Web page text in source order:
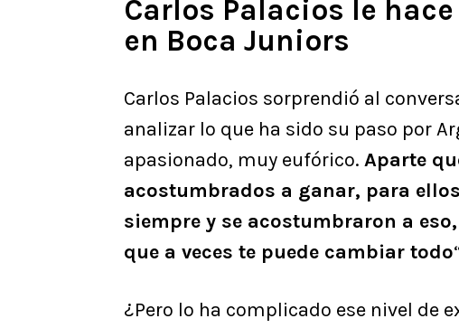
Carlos Palacios le
en Boca Juniors
Carlos Palacios sorprendió al
analizar lo que ha sido su paso por
apasionado, muy eufórico. Aparte
acostumbrados a ganar, para
siempre y se acostumbraron a
que a veces te puede cambiar todo
¿Pero lo ha complicado ese nivel de